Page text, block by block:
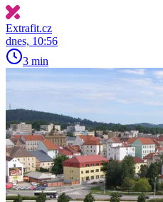
Extrafit.cz
dnes, 10:56
3 min